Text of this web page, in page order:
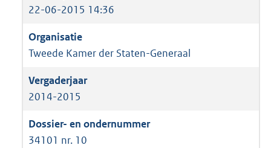
22-06-2015 14:36
Tweede Kamer der Staten-Generaal
2014-2015
34101 nr. 10